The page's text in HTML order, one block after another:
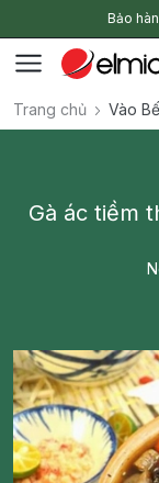
Bảo
Trang chủ Vào
Gà ác tiềm